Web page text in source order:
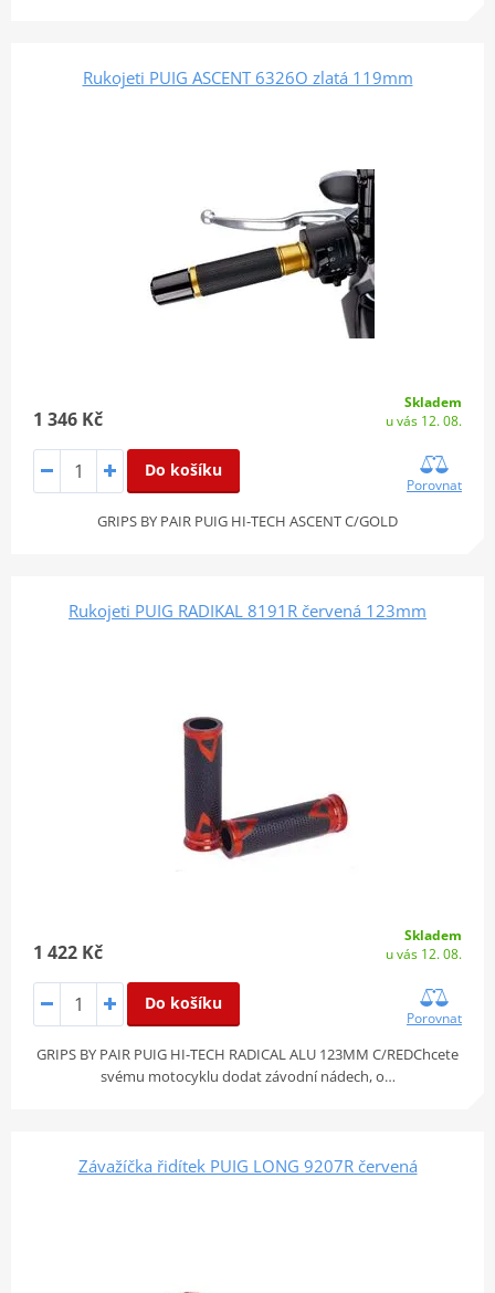
Rukojeti PUIG ASCENT 6326O zlatá 119mm
1 346 Kč
Skladem
u vás 12. 08.
Do košíku
Porovnat
GRIPS BY PAIR PUIG HI-TECH ASCENT C/GOLD
Rukojeti PUIG RADIKAL 8191R červená 123mm
1 422 Kč
Skladem
u vás 12. 08.
Do košíku
Porovnat
GRIPS BY PAIR PUIG HI-TECH RADICAL ALU 123MM C/REDChcete
svému motocyklu dodat závodní nádech, o…
Závažíčka řidítek PUIG LONG 9207R červená